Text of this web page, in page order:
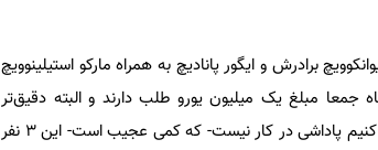
ایوانکوویچ برادرش و ایگور پانادیچ به همراه مارکو استیلینوویچ
قبل از این باشگاه جمعا مبلغ یک میلیون یورو طلب دارند و البته دقیق‌تر
نمی‌دانیم آیا پاداش قهرمانی شامل حال آنها می‌شده یا نه. اگر فرض کنیم پاداشی در کار نیست- که کمی عجیب است- این 3 نفر